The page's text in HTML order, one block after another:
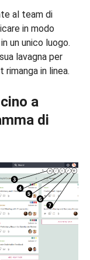
al team di
in modo
un unico luogo.
lavagna per
rimanga in linea.
a
di